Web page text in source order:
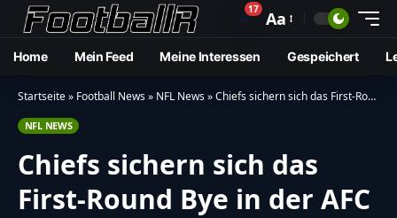
🔔17 Aa
Home Mein Feed Meine Interessen Gespeichert
Startseite» Football News» NFL News»Chiefs sichern sich das First-Round Bye in der AFC
NFL NEWS
Chiefs sichern sich das
First-Round Bye in der AFC